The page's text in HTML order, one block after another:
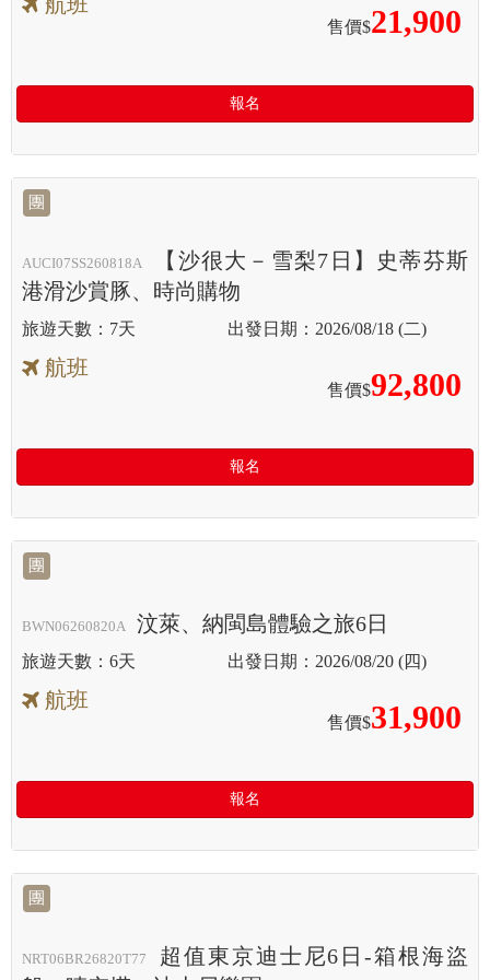
售價$21,900
報名
團
AUCI07SS260818A
【沙很大－雪梨7日】史蒂芬斯
港滑沙賞豚、時尚購物
7天 2026/08/18 (二)
航班
售價$92,800
報名
團
BWN06260820A 汶萊、納閩島體驗之旅6日
6天 2026/08/20 (四)
航班
售價$31,900
報名
團
NRT06BR26820T77
超值東京迪士尼6日-箱根海盜